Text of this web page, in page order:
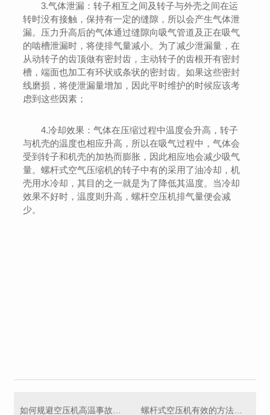
3.气体泄漏：转子相互之间及转子与外壳之间在运
转时没有接触，保持有一定的缝隙，所以会产生气体泄
漏。压力升高后的气体通过缝隙向吸气管道及正在吸气
的啮槽泄漏时，将使排气量减小。为了减少泄漏量，在
从动转子的齿顶做有密封齿，主动转子的齿根开有密封
槽，端面也加工有环状或条状的密封齿。如果这些密封
线磨损，将使泄漏量增加，因此平时维护的时候应该考
虑到这些因素；
4.冷却效果：气体在压缩过程中温度会升高，转子
与机壳的温度也相应升高，所以在吸气过程中，气体会
受到转子和机壳的加热而膨胀，因此相应地会减少吸气
量。螺杆式空气压缩机的转子中有的采用了油冷却，机
壳用水冷却，其目的之一就是为了降低其温度。当冷却
效果不好时，温度则升高，螺杆空压机排气量便会减
少。